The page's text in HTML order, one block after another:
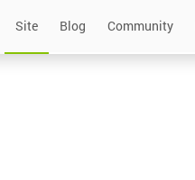
Site Blog Community